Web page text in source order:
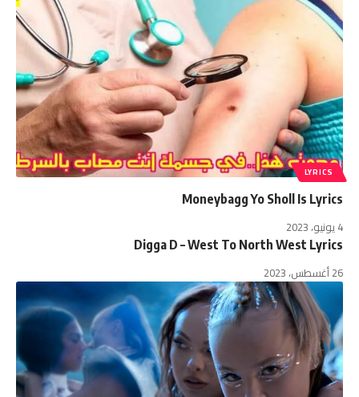
LYRICS
Moneybagg Yo Sholl Is Lyrics
4 يونيو، 2023
Digga D – West To North West Lyrics
26 أغسطس، 2023